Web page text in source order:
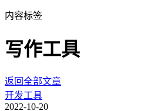
内容标签
写作工具
返回全部文章
开发工具
2022-10-20